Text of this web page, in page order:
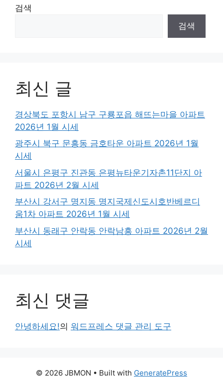
검색
검색
최신 글
경상북도 포항시 남구 구룡포읍 해뜨는마을 아파트
2026년 1월 시세
광주시 북구 문흥동 금호타운 아파트 2026년 1월
시세
서울시 은평구 진관동 은평뉴타운기자촌11단지 아
파트 2026년 2월 시세
부산시 강서구 명지동 명지국제신도시호반베르디
움1차 아파트 2026년 1월 시세
부산시 동래구 안락동 안락남흥 아파트 2026년 2월
시세
최신 댓글
안녕하세요!의 워드프레스 댓글 관리 도구
© 2026 JBMON • Built with GeneratePress